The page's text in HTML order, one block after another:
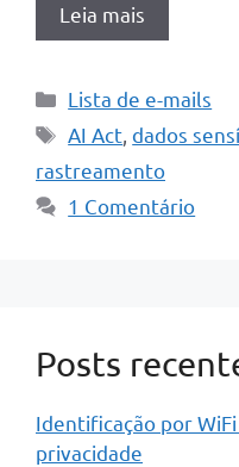
Leia mais
Categorias
Lista de e-mails
Tags
AI Act ,dados
rastreamento
1 Comentário
Posts
Identificação por
privacidade